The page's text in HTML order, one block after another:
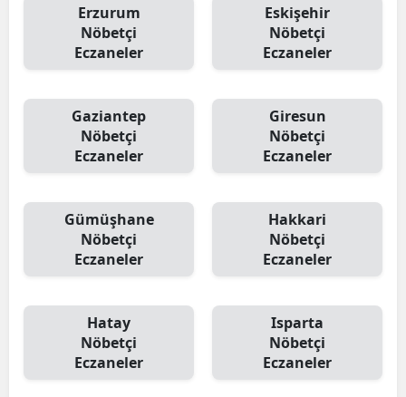
Erzurum
Nöbetçi
Eczaneler
Eskişehir
Nöbetçi
Eczaneler
Gaziantep
Nöbetçi
Eczaneler
Giresun
Nöbetçi
Eczaneler
Gümüşhane
Nöbetçi
Eczaneler
Hakkari
Nöbetçi
Eczaneler
Hatay
Nöbetçi
Eczaneler
Isparta
Nöbetçi
Eczaneler